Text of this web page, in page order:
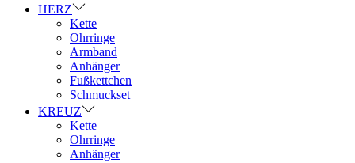
HERZ
Kette
Ohrringe
Armband
Anhänger
Fußkettchen
Schmuckset
KREUZ
Kette
Ohrringe
Anhänger